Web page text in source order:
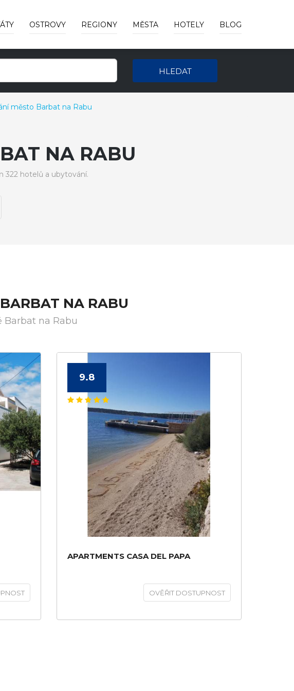
OSTROVY REGIONY MĚSTA HOTELY BLOG
HLEDAT
město Barbat na Rabu
NA RABU
322 hotelů a ubytování.
NA RABU
Barbat na Rabu
9.8
APARTMENTS CASA DEL PAPA
OVĚŘIT DOSTUPNOST